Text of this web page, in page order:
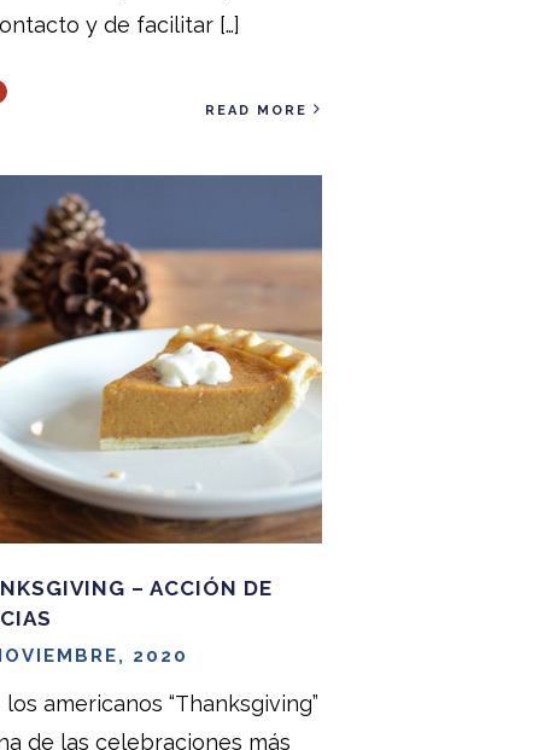
y de facilitar […]
READ MORE
– ACCIÓN DE
2020
los americanos “Thanksgiving”
de las celebraciones más